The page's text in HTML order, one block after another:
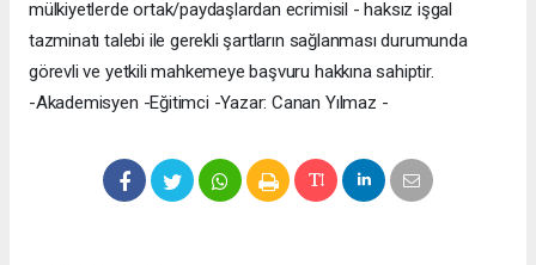
mülkiyetlerde ortak/paydaşlardan ecrimisil - haksız işgal
tazminatı talebi ile gerekli şartların sağlanması durumunda
görevli ve yetkili mahkemeye başvuru hakkına sahiptir.
-Akademisyen -Eğitimci -Yazar: Canan Yılmaz -